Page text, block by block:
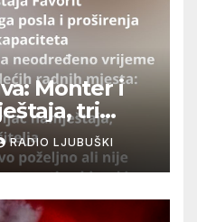
Monter i
tri
RADIO LJUBUŠKI